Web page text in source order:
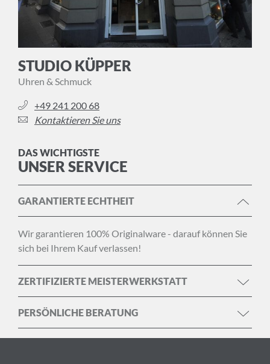
STUDIO KÜPPER
Uhren & Schmuck
+49 241 200 68
Kontaktieren Sie uns
DAS WICHTIGSTE
UNSER SERVICE
GARANTIERTE ECHTHEIT
Wir garantieren 100% Originalware - darauf können Sie
sich bei Ihrem Kauf verlassen!
ZERTIFIZIERTE MEISTERWERKSTATT
PERSÖNLICHE BERATUNG